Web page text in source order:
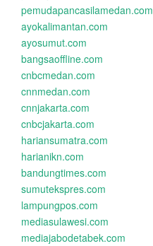
pemudapancasilamedan.com
ayokalimantan.com
ayosumut.com
bangsaoffline.com
cnbcmedan.com
cnnmedan.com
cnnjakarta.com
cnbcjakarta.com
hariansumatra.com
harianikn.com
bandungtimes.com
sumutekspres.com
lampungpos.com
mediasulawesi.com
mediajabodetabek.com